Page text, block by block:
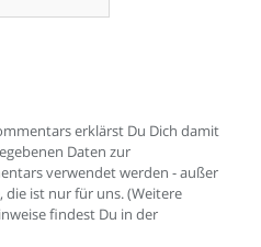
erklärst Du Dich damit
Daten zur
verwendet werden - außer
die ist nur für uns. (Weitere
findest Du in der